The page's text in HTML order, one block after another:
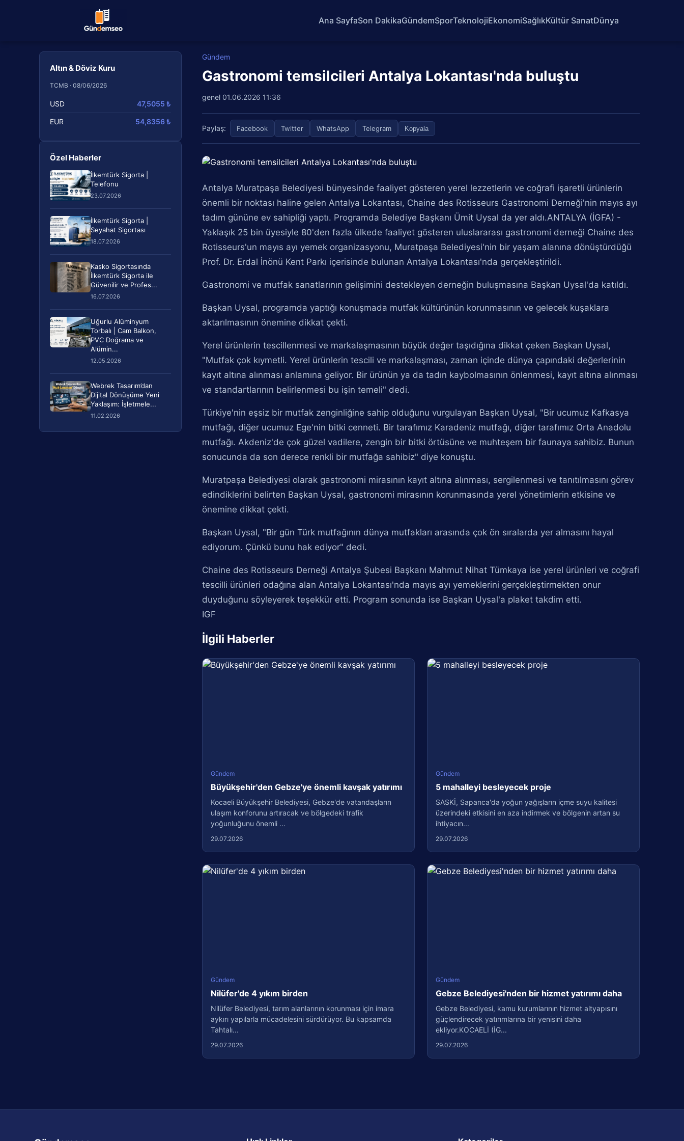
Ana SayfaSon DakikaGündemSporTeknolojiEkonomiSağlıkKültür SanatDünya
Altın & Döviz Kuru
TCMB · 08/06/2026
USD 47,5055 ₺
EUR 54,8356 ₺
Özel Haberler
İlkemtürk Sigorta |
Telefonu
23.07.2026
İlkemtürk Sigorta |
Seyahat Sigortası
18.07.2026
Kasko Sigortasında
İlkemtürk Sigorta ile
Güvenilir ve Profes...
16.07.2026
Uğurlu Alüminyum
Torbalı | Cam Balkon,
PVC Doğrama ve
Alümin...
12.05.2026
Webrek Tasarım’dan
Dijital Dönüşüme Yeni
Yaklaşım: İşletmele...
11.02.2026
Gündem
Gastronomi temsilcileri Antalya Lokantası'nda buluştu
genel 01.06.2026 11:36
Paylaş: Facebook Twitter WhatsApp Telegram Kopyala
Antalya Muratpaşa Belediyesi bünyesinde faaliyet gösteren yerel lezzetlerin ve coğrafi işaretli ürünlerin
önemli bir noktası haline gelen Antalya Lokantası, Chaine des Rotisseurs Gastronomi Derneği'nin mayıs ayı
tadım gününe ev sahipliği yaptı. Programda Belediye Başkanı Ümit Uysal da yer aldı.ANTALYA (İGFA) -
Yaklaşık 25 bin üyesiyle 80'den fazla ülkede faaliyet gösteren uluslararası gastronomi derneği Chaine des
Rotisseurs'un mayıs ayı yemek organizasyonu, Muratpaşa Belediyesi'nin bir yaşam alanına dönüştürdüğü
Prof. Dr. Erdal İnönü Kent Parkı içerisinde bulunan Antalya Lokantası'nda gerçekleştirildi.
Gastronomi ve mutfak sanatlarının gelişimini destekleyen derneğin buluşmasına Başkan Uysal'da katıldı.
Başkan Uysal, programda yaptığı konuşmada mutfak kültürünün korunmasının ve gelecek kuşaklara
aktarılmasının önemine dikkat çekti.
Yerel ürünlerin tescillenmesi ve markalaşmasının büyük değer taşıdığına dikkat çeken Başkan Uysal,
"Mutfak çok kıymetli. Yerel ürünlerin tescili ve markalaşması, zaman içinde dünya çapındaki değerlerinin
kayıt altına alınması anlamına geliyor. Bir ürünün ya da tadın kaybolmasının önlenmesi, kayıt altına alınması
ve standartlarının belirlenmesi bu işin temeli" dedi.
Türkiye'nin eşsiz bir mutfak zenginliğine sahip olduğunu vurgulayan Başkan Uysal, "Bir ucumuz Kafkasya
mutfağı, diğer ucumuz Ege'nin bitki cenneti. Bir tarafımız Karadeniz mutfağı, diğer tarafımız Orta Anadolu
mutfağı. Akdeniz'de çok güzel vadilere, zengin bir bitki örtüsüne ve muhteşem bir faunaya sahibiz. Bunun
sonucunda da son derece renkli bir mutfağa sahibiz" diye konuştu.
Muratpaşa Belediyesi olarak gastronomi mirasının kayıt altına alınması, sergilenmesi ve tanıtılmasını görev
edindiklerini belirten Başkan Uysal, gastronomi mirasının korunmasında yerel yönetimlerin etkisine ve
önemine dikkat çekti.
Başkan Uysal, "Bir gün Türk mutfağının dünya mutfakları arasında çok ön sıralarda yer almasını hayal
ediyorum. Çünkü bunu hak ediyor" dedi.
Chaine des Rotisseurs Derneği Antalya Şubesi Başkanı Mahmut Nihat Tümkaya ise yerel ürünleri ve coğrafi
tescilli ürünleri odağına alan Antalya Lokantası'nda mayıs ayı yemeklerini gerçekleştirmekten onur
duyduğunu söyleyerek teşekkür etti. Program sonunda ise Başkan Uysal'a plaket takdim etti.
IGF
İlgili Haberler
Gündem
Büyükşehir'den Gebze'ye önemli kavşak yatırımı
Kocaeli Büyükşehir Belediyesi, Gebze'de vatandaşların
ulaşım konforunu artıracak ve bölgedeki trafik
yoğunluğunu önemli ...
29.07.2026
Gündem
5 mahalleyi besleyecek proje
SASKİ, Sapanca'da yoğun yağışların içme suyu kalitesi
üzerindeki etkisini en aza indirmek ve bölgenin artan su
ihtiyacın...
29.07.2026
Gündem
Nilüfer'de 4 yıkım birden
Nilüfer Belediyesi, tarım alanlarının korunması için imara
aykırı yapılarla mücadelesini sürdürüyor. Bu kapsamda
Tahtalı...
29.07.2026
Gündem
Gebze Belediyesi'nden bir hizmet yatırımı daha
Gebze Belediyesi, kamu kurumlarının hizmet altyapısını
güçlendirecek yatırımlarına bir yenisini daha
ekliyor.KOCAELİ (İG...
29.07.2026